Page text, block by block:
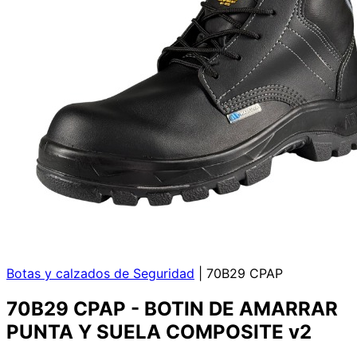
Botas y calzados de Seguridad 70B29 CPAP
70B29 CPAP - BOTIN DE AMARRAR
PUNTA Y SUELA COMPOSITE v2